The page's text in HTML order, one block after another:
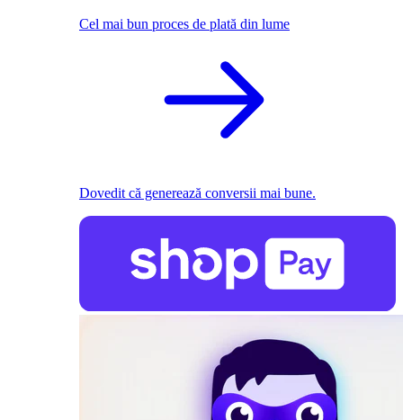
Cel mai bun proces de plată din lume
Dovedit că generează conversii mai bune.